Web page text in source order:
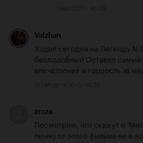
Valzhan
Ходил сегодня на Легенду N
бесподобный.Оставил
впечатления и гордость за
zroza
Посмотрим, что скажут о
лично от этого фильма не в